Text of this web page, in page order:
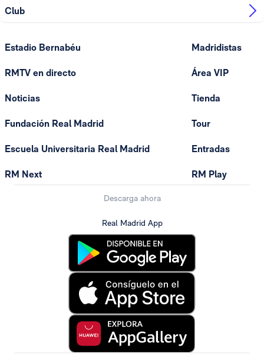
Club
Estadio Bernabéu
RMTV en directo
Noticias
Fundación Real Madrid
Escuela Universitaria Real Madrid
RM Next
Madridistas
Área VIP
Tienda
Tour
Entradas
RM Play
Descarga ahora
Real Madrid App